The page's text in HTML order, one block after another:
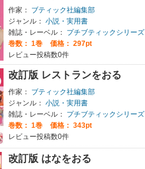
作家：
ブティック社編集部
ジャンル： 小説・実用書
雑誌・レーベル：
プチブティックシリーズ
巻数： 1巻
価格： 297pt
レビュー投稿数0件
改訂版 レストランをおる
作家：
ブティック社編集部
ジャンル： 小説・実用書
雑誌・レーベル：
プチブティックシリーズ
巻数： 1巻
価格： 343pt
レビュー投稿数0件
改訂版 はなをおる